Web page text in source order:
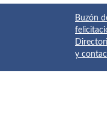
Buzón
y